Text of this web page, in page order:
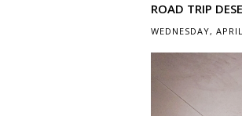
ROAD TRIP
WEDNESDAY,